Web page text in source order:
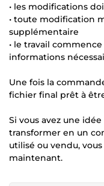
• les modifications
• toute modification
supplémentaire
• le travail
informations
Une fois la
fichier final prêt à
Si vous avez une
transformer en un
utilisé ou vendu,
maintenant.